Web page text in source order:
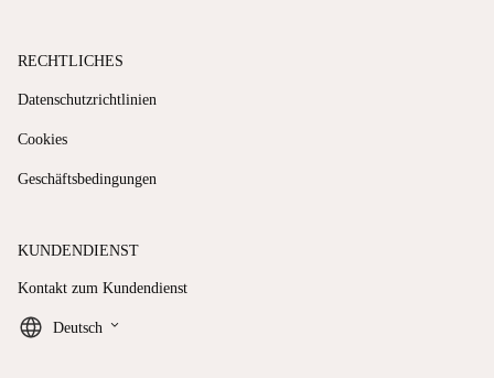
RECHTLICHES
Datenschutzrichtlinien
Cookies
Geschäftsbedingungen
KUNDENDIENST
Kontakt zum Kundendienst
Deutsch keyboard_arrow_down